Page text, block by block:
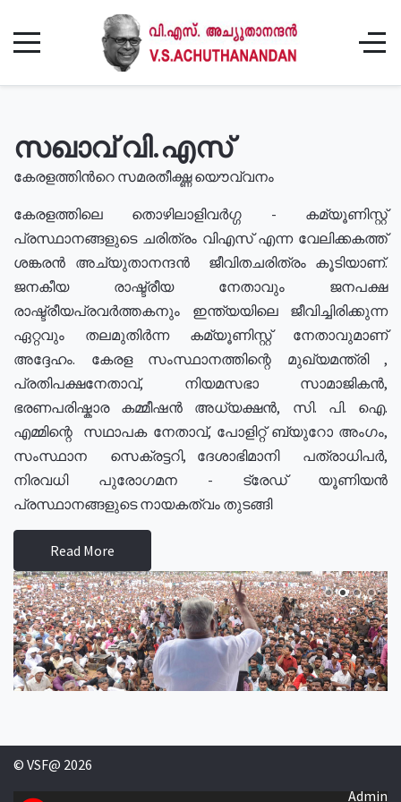
സഖാവ് വി.എസ്
കേരളത്തിൻറെ സമരതീക്ഷ്ണ യൌവ്വനം
കേരളത്തിലെ തൊഴിലാളിവർഗ്ഗ - കമ്യൂണിസ്റ്റ്
പ്രസ്ഥാനങ്ങളുടെ ചരിത്രം വിഎസ് എന്ന വേലിക്കകത്ത്
ശങ്കരൻ അച്യുതാനന്ദൻ ജീവിതചരിത്രം കൂടിയാണ്.
ജനകീയ രാഷ്ട്രീയ നേതാവും ജനപക്ഷ
രാഷ്ട്രീയപ്രവർത്തകനും ഇന്ത്യയിലെ ജീവിച്ചിരിക്കുന്ന
ഏറ്റവും തലമുതിർന്ന കമ്യൂണിസ്റ്റ് നേതാവുമാണ്
അദ്ദേഹം. കേരള സംസ്ഥാനത്തിന്റെ മുഖ്യമന്ത്രി ,
പ്രതിപക്ഷനേതാവ്, നിയമസഭാ സാമാജികൻ,
ഭരണപരിഷ്കാര കമ്മീഷൻ അധ്യക്ഷൻ, സി. പി. ഐ.
എമ്മിന്റെ സഥാപക നേതാവ്, പോളിറ്റ് ബ്യുറോ അംഗം,
സംസ്ഥാന സെക്രട്ടറി, ദേശാഭിമാനി പത്രാധിപർ,
നിരവധി പുരോഗമന - ട്രേഡ് യൂണിയൻ
പ്രസ്ഥാനങ്ങളുടെ നായകത്വം തുടങ്ങി
Read More
© VSF@ 2026
Admin